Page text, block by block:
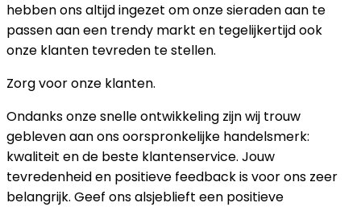
hebben ons altijd ingezet om onze sieraden aan te
passen aan een trendy markt en tegelijkertijd ook
onze klanten tevreden te stellen.
Zorg voor onze klanten.
Ondanks onze snelle ontwikkeling zijn wij trouw
gebleven aan ons oorspronkelijke handelsmerk:
kwaliteit en de beste klantenservice. Jouw
tevredenheid en positieve feedback is voor ons zeer
belangrijk. Geef ons alsjeblieft een positieve